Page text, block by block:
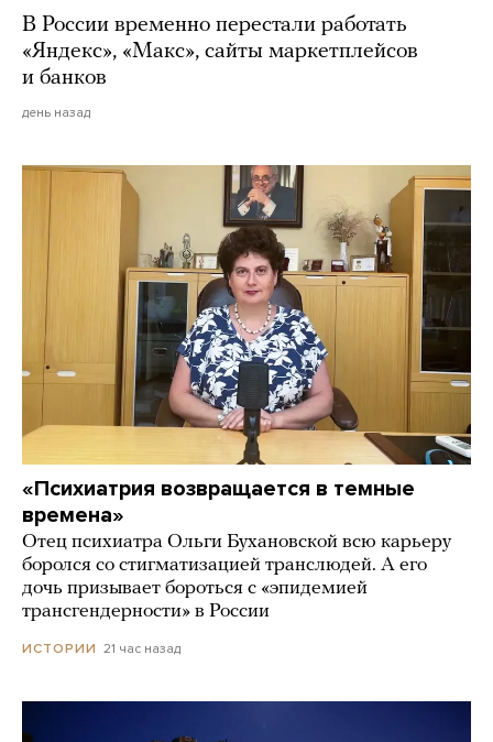
В России временно перестали работать
«Яндекс», «Макс», сайты маркетплейсов
и банков
день назад
«Психиатрия возвращается в темные
времена»
Отец психиатра Ольги Бухановской всю карьеру
боролся со стигматизацией транслюдей. А его
дочь призывает бороться с «эпидемией
трансгендерности» в России
ИСТОРИИ 21 час назад